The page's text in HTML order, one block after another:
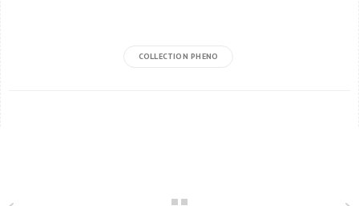
COLLECTION PHENO